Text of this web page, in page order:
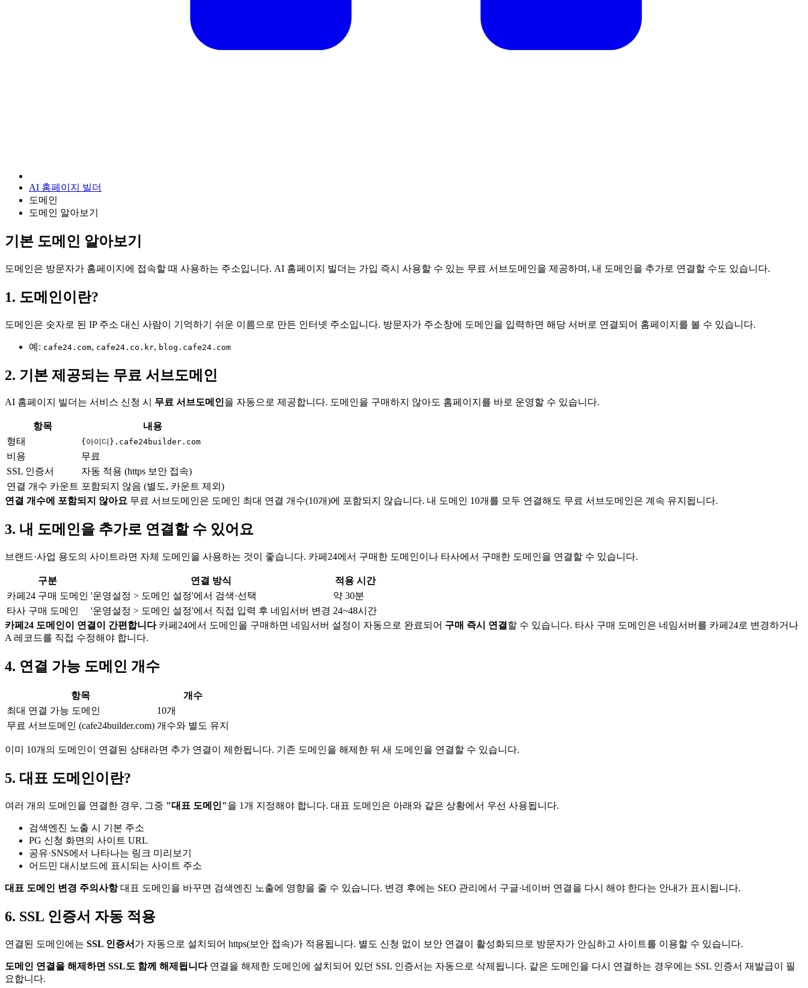
AI 홈페이지 빌더
도메인
도메인 알아보기
기본 도메인 알아보기
도메인은 방문자가 홈페이지에 접속할 때 사용하는 주소입니다. AI 홈페이지 빌더는 가입 즉시 사용할 수 있는 무료 서브도메인을 제공하며, 내 도메인을 추가로 연결할 수도 있습니다.
1. 도메인이란?
도메인은 숫자로 된 IP 주소 대신 사람이 기억하기 쉬운 이름으로 만든 인터넷 주소입니다. 방문자가 주소창에 도메인을 입력하면 해당 서버로 연결되어 홈페이지를 볼 수 있습니다.
예: cafe24.com, cafe24.co.kr, blog.cafe24.com
2. 기본 제공되는 무료 서브도메인
AI 홈페이지 빌더는 서비스 신청 시 무료 서브도메인을 자동으로 제공합니다. 도메인을 구매하지 않아도 홈페이지를 바로 운영할 수 있습니다.
항목
내용
형태
{아이디} .cafe24builder.com
비용
무료
SSL 인증서
자동 적용 (https 보안 접속)
연결 개수 카운트 포함되지 않음 (별도, 카운트 제외)
연결 개수에 포함되지 않아요 무료 서브도메인은 도메인 최대 연결 개수(10개)에 포함되지 않습니다. 내 도메인 10개를 모두 연결해도 무료 서브도메인은 계속 유지됩니다.
3. 내 도메인을 추가로 연결할 수 있어요
브랜드·사업 용도의 사이트라면 자체 도메인을 사용하는 것이 좋습니다. 카페24에서 구매한 도메인이나 타사에서 구매한 도메인을 연결할 수 있습니다.
구분 연결 방식
적용 시간
카페24 구매 도메인 '운영설정 > 도메인 설정'에서 검색·선택
약 30분
타사 구매 도메인
'운영설정 > 도메인 설정'에서 직접 입력 후 네임서버 변경 24~48시간
카페24 도메인이 연결이 간편합니다카페24에서 도메인을 구매하면 네임서버 설정이 자동으로 완료되어 구매 즉시 연결 할 수 있습니다. 타사 구매 도메인은 네임서버를 카페24로 변경하거나
A 레코드를 직접 수정해야 합니다.
4. 연결 가능 도메인 개수
항목
개수
최대 연결 가능 도메인
10개
무료 서브도메인 (cafe24builder.com) 개수와 별도 유지
이미 10개의 도메인이 연결된 상태라면 추가 연결이 제한됩니다. 기존 도메인을 해제한 뒤 새 도메인을 연결할 수 있습니다.
5. 대표 도메인이란?
여러 개의 도메인을 연결한 경우, 그중 "대표 도메인"을 1개 지정해야 합니다. 대표 도메인은 아래와 같은 상황에서 우선 사용됩니다.
검색엔진 노출 시 기본 주소
PG 신청 화면의 사이트 URL
공유·SNS에서 나타나는 링크 미리보기
어드민 대시보드에 표시되는 사이트 주소
대표 도메인 변경 주의사항대표 도메인을 바꾸면 검색엔진 노출에 영향을 줄 수 있습니다. 변경 후에는 SEO 관리에서 구글·네이버 연결을 다시 해야 한다는 안내가 표시됩니다.
6. SSL 인증서 자동 적용
연결된 도메인에는 SSL 인증서 가 자동으로 설치되어 https(보안 접속)가 적용됩니다. 별도 신청 없이 보안 연결이 활성화되므로 방문자가 안심하고 사이트를 이용할 수 있습니다.
도메인 연결을 해제하면 SSL도 함께 해제됩니다연결을 해제한 도메인에 설치되어 있던 SSL 인증서는 자동으로 삭제됩니다. 같은 도메인을 다시 연결하는 경우에는 SSL 인증서 재발급이 필
요합니다.